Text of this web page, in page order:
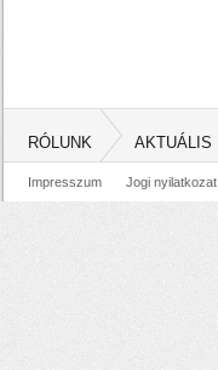
RÓLUNK AKTUÁLIS
Impresszum Jogi nyilatkozat